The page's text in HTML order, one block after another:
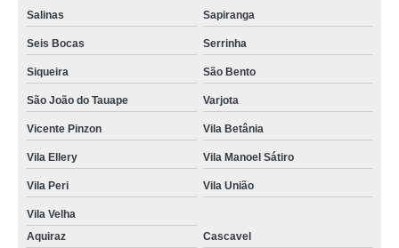
empresa que faz velório em funeral Mondubim
velório de bebê recém nascido contratar Conjunto Ceara
empresa que faz velório particular Sabiaguaba
velório particular encontrar Fortaleza
velório privado encontrar Pacajus
empresa de velório fechado Pacatuba
velório em funeral Lagoa Redonda
velório funeral contratar Seis Bocas
Salinas Sapiranga
Seis Bocas Serrinha
Siqueira São Bento
São João do Tauape Varjota
Vicente Pinzon Vila Betânia
Vila Ellery Vila Manoel Sátiro
Vila Peri Vila União
Vila Velha
Aquiraz
Cascavel